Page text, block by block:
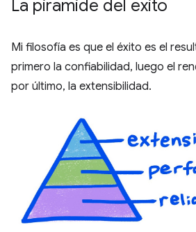
La pirámide del éxito
Mi filosofía es que el éxito es el
primero la confiabilidad, luego el
por último, la extensibilidad.